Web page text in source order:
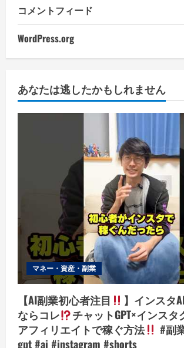
コメントフィード
WordPress.org
あなたは逃したかもしれません
マネー・資産・副業
【AI副業初心者注目
】インスタ
ならコレ
チャットGPT×インス
アフィリエイトで稼ぐ方法
#副
gpt #ai #instagram #shorts